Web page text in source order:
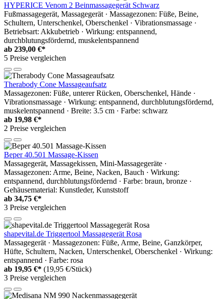
HYPERICE Venom 2 Beinmassagegerät Schwarz
Fußmassagegerät, Massagegerät · Massagezonen: Füße, Beine,
Schultern, Unterschenkel, Oberschenkel · Vibrationsmassage ·
Betriebsart: Akkubetrieb · Wirkung: entspannend,
durchblutungsfördernd, muskelentspannend
ab 239,00 €*
5 Preise vergleichen
Therabody Cone Massageaufsatz
Massagezonen: Füße, unterer Rücken, Oberschenkel, Hände ·
Vibrationsmassage · Wirkung: entspannend, durchblutungsfördernd,
muskelentspannend · Breite: 3.5 cm · Farbe: schwarz
ab 19,98 €*
2 Preise vergleichen
Beper 40.501 Massage-Kissen
Massagegerät, Massagekissen, Mini-Massagegeräte ·
Massagezonen: Arme, Beine, Nacken, Bauch · Wirkung:
entspannend, durchblutungsfördernd · Farbe: braun, bronze ·
Gehäusematerial: Kunstleder, Kunststoff
ab 34,75 €*
3 Preise vergleichen
shapevital.de Triggertool Massagegerät Rosa
Massagegerät · Massagezonen: Füße, Arme, Beine, Ganzkörper,
Hüfte, Schultern, Nacken, Unterschenkel, Oberschenkel · Wirkung:
entspannend · Farbe: rosa
ab 19,95 €* (19,95 €/Stück)
3 Preise vergleichen